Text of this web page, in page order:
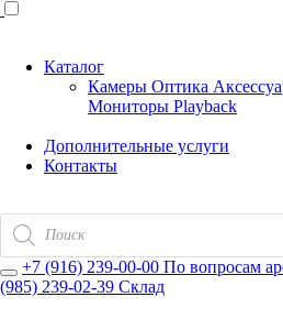
Каталог
Камеры Оптика
Мониторы Playback
Дополнительные услуги
Контакты
Поиск
товаров
+7 (916) 239-00-00 По вопросам
(985) 239-02-39 Склад